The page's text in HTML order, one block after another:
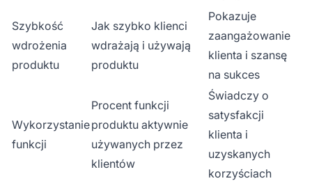
Szybkość
wdrożenia
produktu
Jak szybko klienci
wdrażają i używają
produktu
Pokazuje
zaangażowanie
klienta i szansę
na sukces
Wykorzystanie
funkcji
Procent funkcji
produktu aktywnie
używanych przez
klientów
Świadczy o
satysfakcji
klienta i
uzyskanych
korzyściach